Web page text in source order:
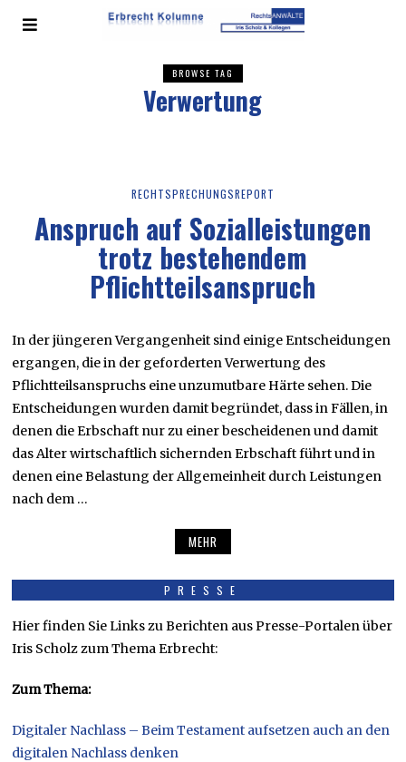
BROWSE TAG
Verwertung
RECHTSPRECHUNGSREPORT
Anspruch auf Sozialleistungen
trotz bestehendem
Pflichtteilsanspruch
In der jüngeren Vergangenheit sind einige Entscheidungen
ergangen, die in der geforderten Verwertung des
Pflichtteilsanspruchs eine unzumutbare Härte sehen. Die
Entscheidungen wurden damit begründet, dass in Fällen, in
denen die Erbschaft nur zu einer bescheidenen und damit
das Alter wirtschaftlich sichernden Erbschaft führt und in
denen eine Belastung der Allgemeinheit durch Leistungen
nach dem …
MEHR
PRESSE
Hier finden Sie Links zu Berichten aus Presse-Portalen über
Iris Scholz zum Thema Erbrecht:
Zum Thema:
Digitaler Nachlass – Beim Testament aufsetzen auch an den
digitalen Nachlass denken